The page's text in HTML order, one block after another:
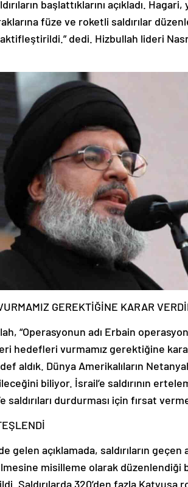
füze ve roketli saldırılar
dedi. Hizbullah lideri
hedefleri vurmamız gerektiğine
aldık. Dünya Amerikalıların
biliyor. İsrail’e saldırının
saldırıları durdurması için fırsat
misilleme olarak düzenlendiği
Saldırılarda 320’den fazla Katyuşa